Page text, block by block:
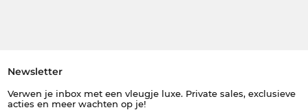
Newsletter
Verwen je inbox met een vleugje luxe. Private sales, exclusieve
acties en meer wachten op je!